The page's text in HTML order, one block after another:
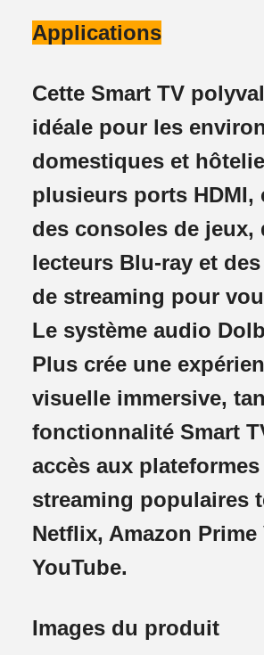
Applications
Cette Smart TV
idéale pour les
domestiques et
plusieurs ports HDMI,
des consoles de jeux,
lecteurs Blu-ray et
de streaming pour
Le système audio
Plus crée une
visuelle immersive,
fonctionnalité Smart
accès aux plateformes
streaming populaires
Netflix, Amazon Prime
YouTube.
Images du produit